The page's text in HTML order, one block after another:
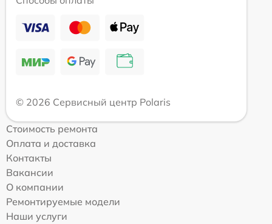
© 2026 Сервисный центр Polaris
Стоимость ремонта
Оплата и доставка
Контакты
Вакансии
О компании
Ремонтируемые модели
Наши услуги